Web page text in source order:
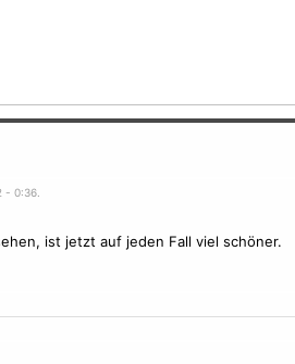
- 0:36.
ist jetzt auf jeden Fall viel schöner.